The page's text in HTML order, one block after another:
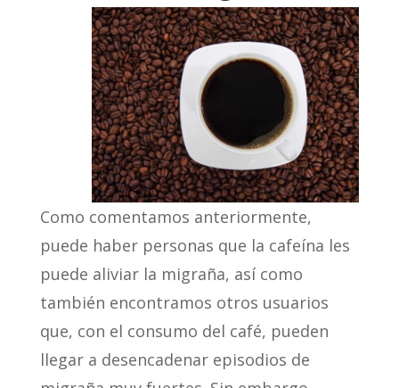
Como comentamos anteriormente,
puede haber personas que la cafeína les
puede aliviar la migraña, así como
también encontramos otros usuarios
que, con el consumo del café, pueden
llegar a desencadenar episodios de